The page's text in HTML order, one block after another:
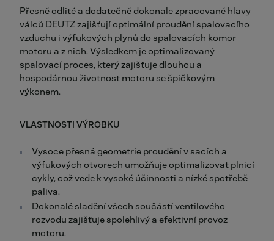
Přesně odlité a dodatečně dokonale zpracované hlavy
válců DEUTZ zajišťují optimální proudění spalovacího
vzduchu i výfukových plynů do spalovacích komor
motoru a z nich. Výsledkem je optimalizovaný
spalovací proces, který zajišťuje dlouhou a
hospodárnou životnost motoru se špičkovým
výkonem.
VLASTNOSTI VÝROBKU
Vysoce přesná geometrie proudění v sacích a
výfukových otvorech umožňuje optimalizovat plnicí
cykly, což vede k vysoké účinnosti a nízké spotřebě
paliva.
Dokonalé sladění všech součástí ventilového
rozvodu zajišťuje spolehlivý a efektivní provoz
motoru.